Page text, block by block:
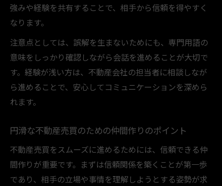
強みや経験を共有することで、相手から信頼を得やすく
なります。
注意点としては、誤解を生まないためにも、専門用語の
意味をしっかり確認しながら会話を進めることが大切で
す。経験が浅い方は、不動産会社の担当者に相談しなが
ら進めることで、安心してコミュニケーションを深めら
れます。
円滑な不動産売買のための仲間作りのポイント
不動産売買をスムーズに進めるためには、信頼できる仲
間作りが重要です。まずは信頼関係を築くことが第一歩
であり、相手の立場や事情を理解しようとする姿勢が求